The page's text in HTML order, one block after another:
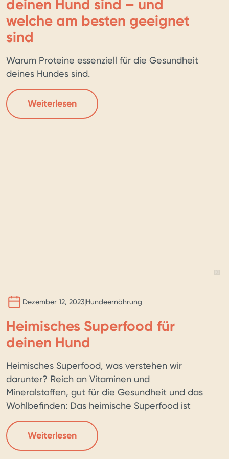
deinen Hund sind – und
welche am besten geeignet
sind
Warum Proteine essenziell für die Gesundheit
deines Hundes sind.
Weiterlesen
KI BILD
Dezember 12, 2023|Hundeernährung
Heimisches Superfood für
deinen Hund
Heimisches Superfood, was verstehen wir
darunter? Reich an Vitaminen und
Mineralstoffen, gut für die Gesundheit und das
Wohlbefinden: Das heimische Superfood ist
schon länger wortwörtlich in aller Munde. Und
was dem Menschen guttut, kann für den Hund
ja schon gar nicht schlecht sein. Oder? Wir
Weiterlesen